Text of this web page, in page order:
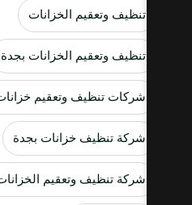
تنظيف وتعقيم الخزانات
تنظيف وتعقيم الخزانات بجدة
شركات تنظيف وتعقيم خزانات المياه
شركة تنظيف خزانات بجدة
شركة تنظيف وتعقيم الخزانات بجدة